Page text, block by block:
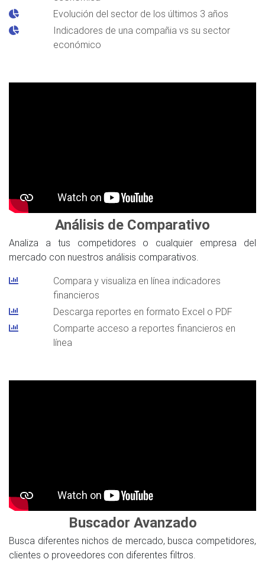
Evolución del sector de los últimos 3 años
Indicadores de una compañia vs su sector
económico
Análisis de Comparativo
Analiza a tus competidores o cualquier empresa del
mercado con nuestros análisis comparativos.
Compara y visualiza en línea indicadores
financieros
Descarga reportes en formato Excel o PDF
Comparte acceso a reportes financieros en
línea
Buscador Avanzado
Busca diferentes nichos de mercado, busca competidores,
clientes o proveedores con diferentes filtros.